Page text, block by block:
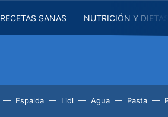
RECETAS SANAS NUTRICIÓN Y
Espalda Lidl Agua Pasta